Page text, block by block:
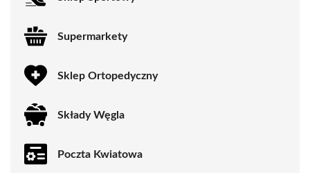
Supermarkety
Sklep Ortopedyczny
Składy Węgla
Poczta Kwiatowa